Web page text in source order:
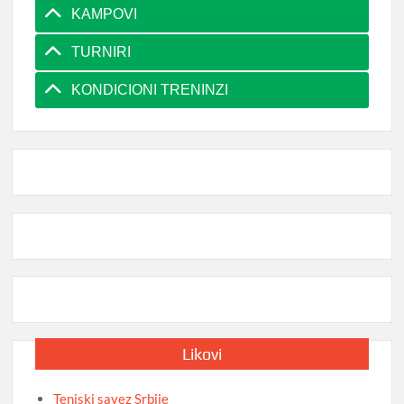
KAMPOVI
TURNIRI
KONDICIONI TRENINZI
Likovi
Teniski savez Srbije